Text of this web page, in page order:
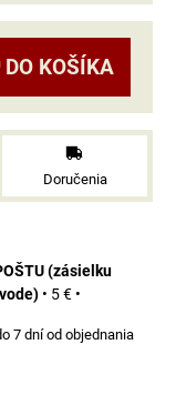
DO KOŠÍKA
Doručenia
(zásielku
• 5 € •
7 dní od objednania